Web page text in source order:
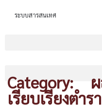
ระบบสารสนเทศ
Category: ผ
เรียบเรียงตำรา